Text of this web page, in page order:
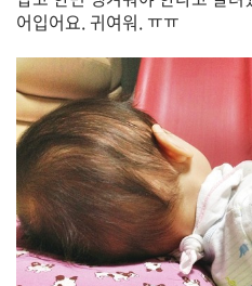
어입어요. 귀여워. ㅠㅠ